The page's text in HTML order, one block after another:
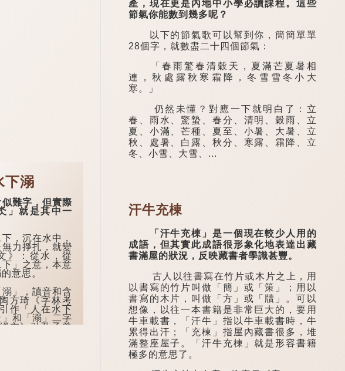
下溺
難字，但實際
」就是其中一
沉在水中，
力掙扎，就變
》：從水，從
」之意，本意
意思。
」，讀音和含
方琦《字林考
作「人在水下
和「溺」二字
衣》引孔子曾
產，現在更是內地中小學必讀課程。這些
節氣你能數到幾多呢？
以下的節氣歌可以幫到你，簡簡單單
28個字，就數盡二十四個節氣：
「春雨驚春清穀天，夏滿芒夏暑相
連，秋處露秋寒霜降，冬雪雪冬小大
寒。」
仍然未懂？對應一下就明白了：立
春、雨水、驚蟄、春分、清明、穀雨、立
夏、小滿、芒種、夏至、小暑、大暑、立
秋、處暑、白露、秋分、寒露、霜降、立
冬、小雪、大雪、...
汗牛充棟
「汗牛充棟」是一個現在較少人用的
成語，但其實此成語很形象化地表達出藏
書滿屋的狀況，反映藏書者學識甚豐。
古人以往書寫在竹片或木片之上，用
以書寫的竹片叫做「簡」或「策」；用以
書寫的木片，叫做「方」或「牘」。可以
想像，以往一本書籍是非常巨大的，要用
牛車載書，「汗牛」指以牛車載書時，牛
累得出汗；「充棟」指屋內藏書很多，堆
滿整座屋子。「汗牛充棟」就是形容書籍
極多的意思了。